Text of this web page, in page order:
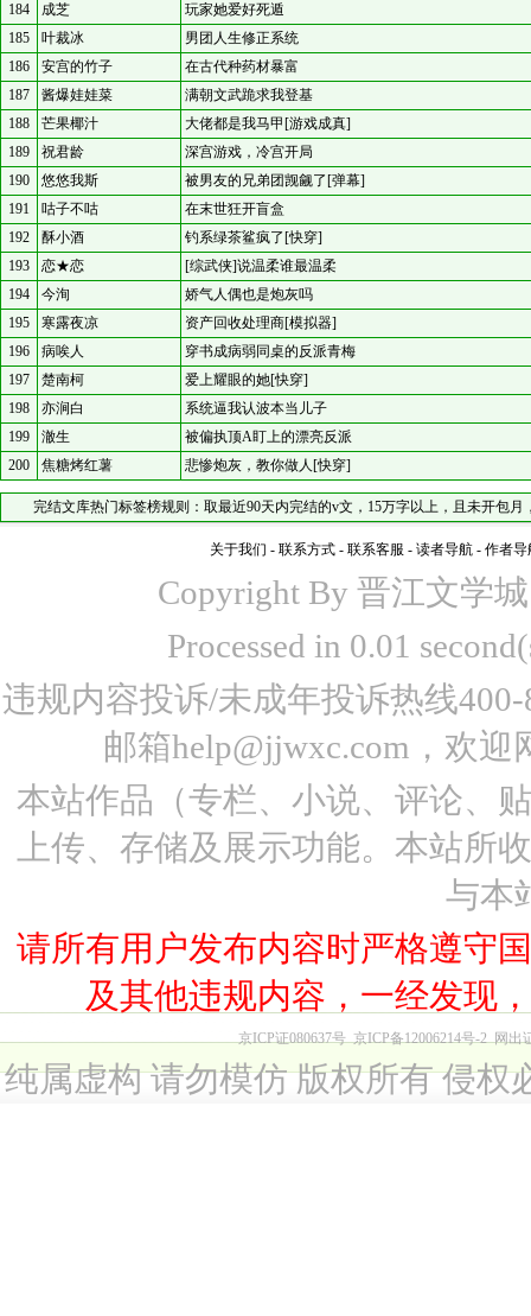
184
成芝
玩家她爱好死遁
185
叶裁冰
男团人生修正系统
186
安宫的竹子
在古代种药材暴富
187
酱爆娃娃菜
满朝文武跪求我登基
188
芒果椰汁
大佬都是我马甲[游戏成真]
189
祝君龄
深宫游戏，冷宫开局
190
悠悠我斯
被男友的兄弟团觊觎了[弹幕]
191
咕子不咕
在末世狂开盲盒
192
酥小酒
钓系绿茶鲨疯了[快穿]
193
恋★恋
[综武侠]说温柔谁最温柔
194
今洵
娇气人偶也是炮灰吗
195
寒露夜凉
资产回收处理商[模拟器]
196
病唉人
穿书成病弱同桌的反派青梅
197
楚南柯
爱上耀眼的她[快穿]
198
亦涧白
系统逼我认波本当儿子
199
澈生
被偏执顶A盯上的漂亮反派
200
焦糖烤红薯 悲惨炮灰，教你做人[快穿]
完结文库热门标签榜规则：取最近90天内完结的v文，15万字以上，且未开包
关于我们 - 联系方式 - 联系客服 - 读者导航 - 作者导
Copyright By 晋江文学
Processed in 0.01
违规内容投诉/未成年投诉热线
邮箱help@jjwxc.com，欢
本站作品（专栏、小说、评论、
上传、存储及展示功能。本站所
与本
请所有用户发布内容时严格遵守
及其他违规内容，一经发现
京ICP证080637号 京ICP备12006214号-2 网出
纯属虚构 请勿模仿 版权所有 侵权